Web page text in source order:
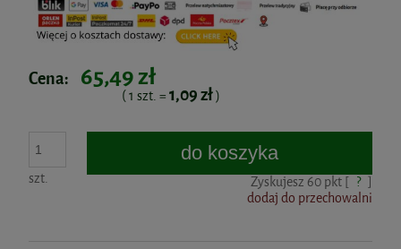
Cena: 65,49 zł
( 1 szt. = 1,09 zł)
szt.
do koszyka
Zyskujesz 60pkt [ ? ]
dodaj do przechowalni